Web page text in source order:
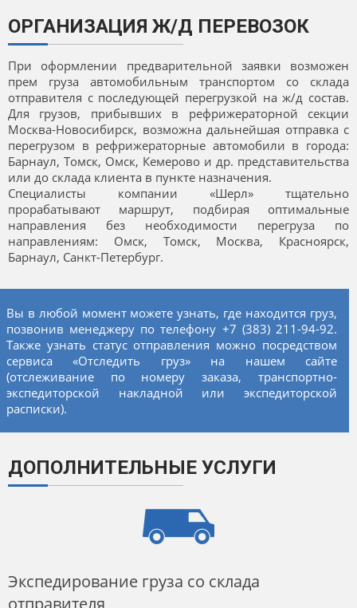
ОРГАНИЗАЦИЯ Ж/Д ПЕРЕВОЗОК
При оформлении предварительной заявки возможен
прем груза автомобильным транспортом со склада
отправителя с последующей перегрузкой на ж/д состав.
Для грузов, прибывших в рефрижераторной секции
Москва-Новосибирск, возможна дальнейшая отправка с
перегрузом в рефрижераторные автомобили в города:
Барнаул, Томск, Омск, Кемерово и др. представительства
или до склада клиента в пункте назначения.
Специалисты компании «Шерл» тщательно
прорабатывают маршрут, подбирая оптимальные
направления без необходимости перегруза по
направлениям: Омск, Томск, Москва, Красноярск,
Барнаул, Санкт-Петербург.
Вы в любой момент можете узнать, где находится груз,
позвонив менеджеру по телефону +7 (383) 211-94-92.
Также узнать статус отправления можно посредством
сервиса «Отследить груз» на нашем сайте
(отслеживание по номеру заказа, транспортно-
экспедиторской накладной или экспедиторской
расписки).
ДОПОЛНИТЕЛЬНЫЕ УСЛУГИ
Экспедирование груза со склада
отправителя